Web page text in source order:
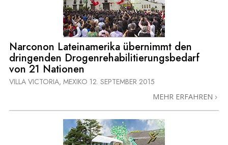
Narconon Lateinamerika übernimmt den
dringenden Drogenrehabilitierungsbedarf
von 21 Nationen
VILLA VICTORIA, MEXIKO 12. SEPTEMBER 2015
MEHR ERFAHREN